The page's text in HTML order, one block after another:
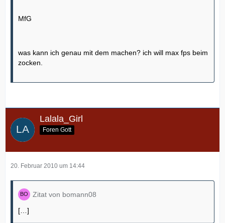
MfG
was kann ich genau mit dem machen? ich will max fps beim
zocken.
Lalala_Girl
Foren Gott
20. Februar 2010 um 14:44
Zitat von bomann08
[…]